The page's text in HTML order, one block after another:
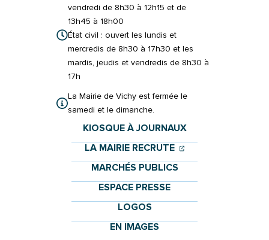
vendredi de 8h30 à 12h15 et de
13h45 à 18h00
État civil : ouvert les lundis et
mercredis de 8h30 à 17h30 et les
mardis, jeudis et vendredis de 8h30 à
17h
La Mairie de Vichy est fermée le
samedi et le dimanche.
KIOSQUE À JOURNAUX
LA MAIRIE RECRUTE (OUVERTURE
(OUVERTURE
MARCHÉS PUBLICS
ESPACE PRESSE
LOGOS
EN IMAGES